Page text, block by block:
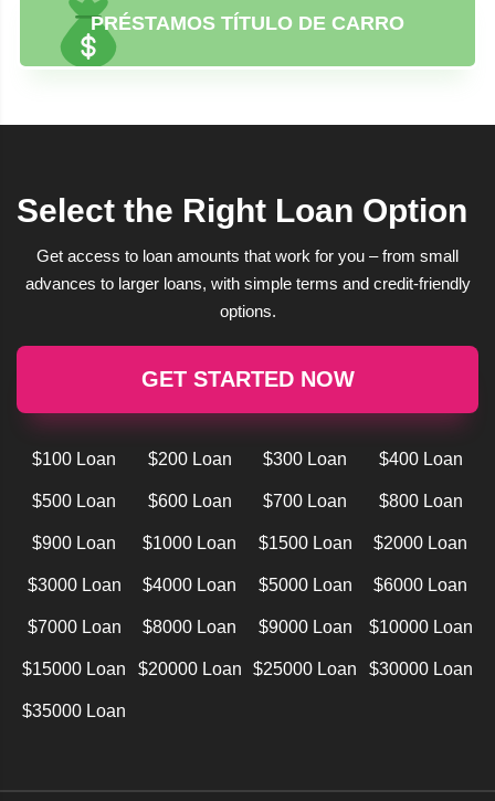
PRÉSTAMOS TÍTULO DE CARRO
Select the Right Loan Option
Get access to loan amounts that work for you – from small
advances to larger loans, with simple terms and credit-friendly
options.
GET STARTED NOW
$100 Loan $200 Loan $300 Loan $400 Loan
$500 Loan $600 Loan $700 Loan $800 Loan
$900 Loan $1000 Loan $1500 Loan $2000 Loan
$3000 Loan $4000 Loan $5000 Loan $6000 Loan
$7000 Loan $8000 Loan $9000 Loan $10000 Loan
$15000 Loan $20000 Loan $25000 Loan $30000 Loan
$35000 Loan